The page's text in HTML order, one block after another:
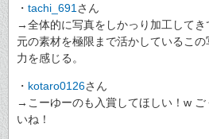
・ tachi_691 さん
→全体的に写真をしかっり加工してき
元の素材を極限まで活かしているこ
力を感じる。
・ kotaro0126さん
→こーゆーのも入賞してほしい！w
いね！